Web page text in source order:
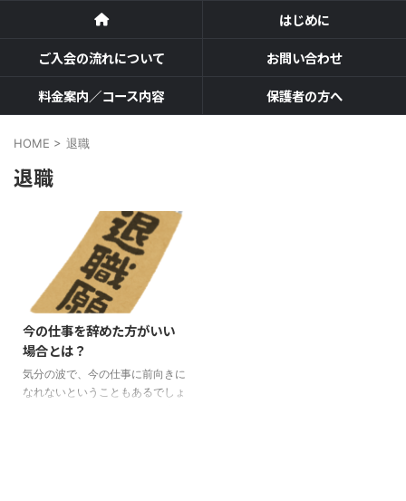
はじめに
ご入会の流れについて
お問い合わせ
料金案内／コース内容
保護者の方へ
HOME > 退職
退職
今の仕事を辞めた方がいい
場合とは？
気分の波で、今の仕事に前向きに
なれないということもあるでしょ